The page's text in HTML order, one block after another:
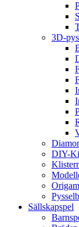
3D-
DIY-
Sällskapspel